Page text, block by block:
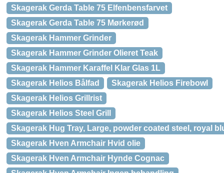
Skagerak Gerda Table 75 Elfenbensfarvet
Skagerak Gerda Table 75 Mørkerød
Skagerak Hammer Grinder
Skagerak Hammer Grinder Olieret Teak
Skagerak Hammer Karaffel Klar Glas 1L
Skagerak Helios Bålfad
Skagerak Helios Firebowl
Skagerak Helios Grillrist
Skagerak Helios Steel Grill
Skagerak Hug Tray, Large, powder coated steel, royal
Skagerak Hven Armchair Hvid olie
Skagerak Hven Armchair Hynde Cognac